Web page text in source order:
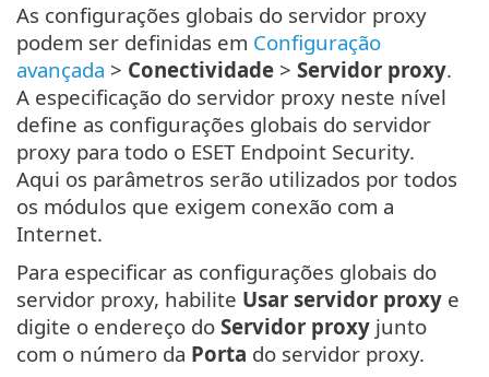
As configurações globais do servidor proxy
podem ser definidas em Configuração
avançada > Conectividade > Servidor proxy.
A especificação do servidor proxy neste nível
define as configurações globais do servidor
proxy para todo o ESET Endpoint Security.
Aqui os parâmetros serão utilizados por todos
os módulos que exigem conexão com a
Internet.
Para especificar as configurações globais do
servidor proxy, habilite Usar servidor proxy e
digite o endereço do Servidor proxy junto
com o número da Porta do servidor proxy.